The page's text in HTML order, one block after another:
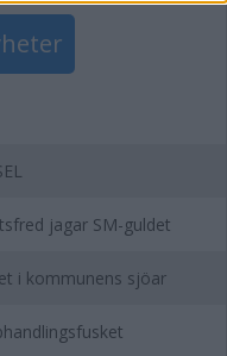
jagar SM-guldet
i kommunens sjöar